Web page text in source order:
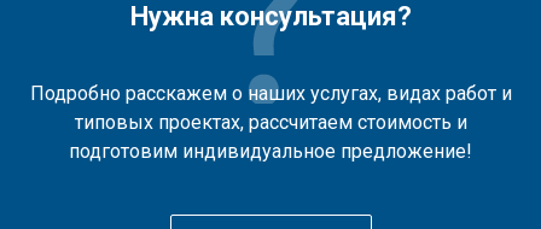
Нужна консультация?
Подробно расскажем о наших услугах, видах работ и
типовых проектах, рассчитаем стоимость и
подготовим индивидуальное предложение!